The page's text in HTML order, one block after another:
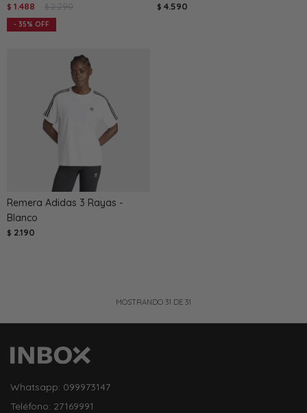
$ 1.488 $ 2.290
35
$ 4.590
Remera Adidas 3 Rayas -
Blanco
$ 2.190
MOSTRANDO 31 DE 31
Whatsapp: 099973147
Teléfono: 27169991